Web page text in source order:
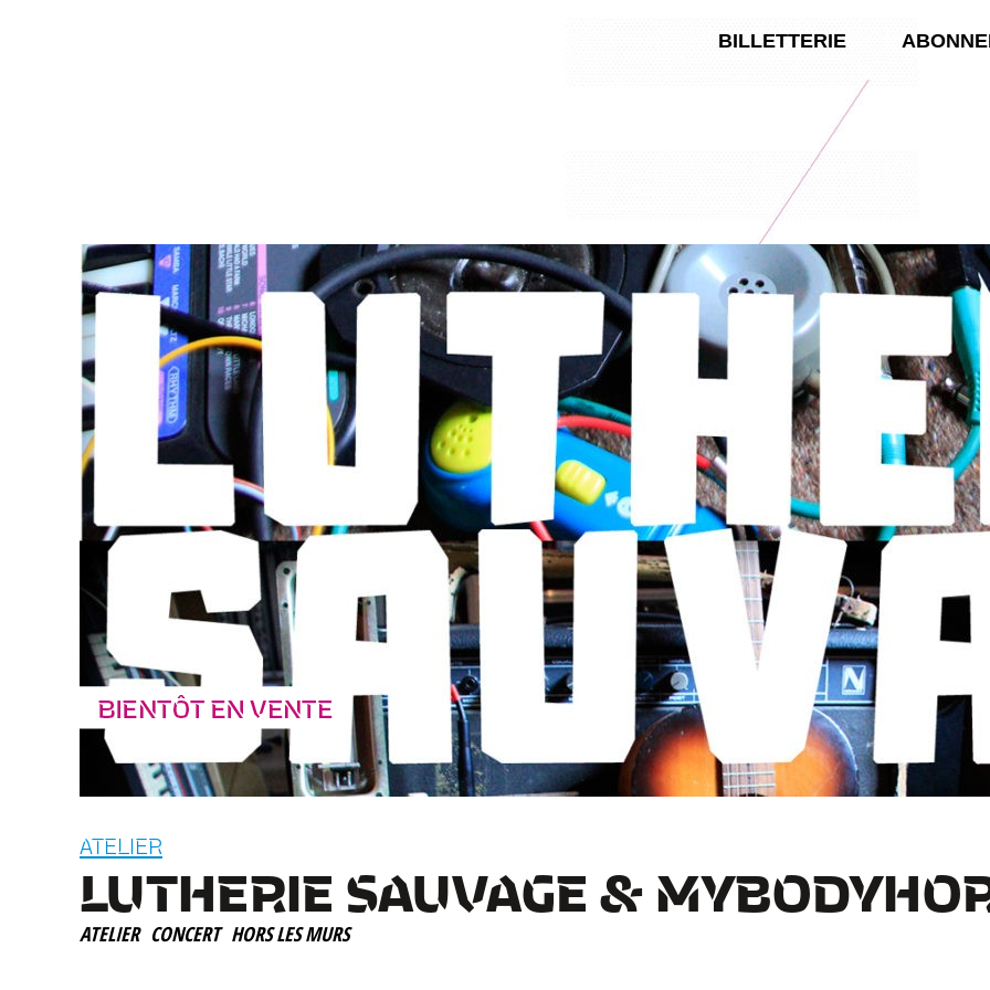
BILLETTERIE
ATELIER
LUTHERIE SAUVAGE &
ATELIER CONCERT HORS LES MURS